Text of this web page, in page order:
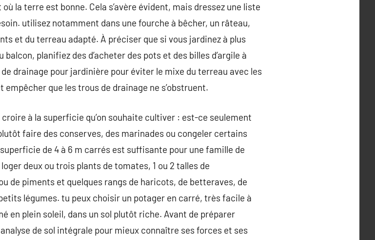
la terre est bonne. Cela s’avère évident, mais dressez une liste
utilisez notamment dans une fourche à bêcher, un râteau,
et du terreau adapté. À préciser que si vous jardinez à plus
planifiez des d’acheter des pots et des billes d’argile à
drainage pour jardinière pour éviter le mixe du terreau avec les
que les trous de drainage ne s’obstruent.
à la superficie qu’on souhaite cultiver : est-ce seulement
faire des conserves, des marinades ou congeler certains
de 4 à 6 m carrés est suffisante pour une famille de
deux ou trois plants de tomates, 1 ou 2 talles de
de piments et quelques rangs de haricots, de betteraves, de
légumes. tu peux choisir un potager en carré, très facile à
en plein soleil, dans un sol plutôt riche. Avant de préparer
de sol intégrale pour mieux connaître ses forces et ses